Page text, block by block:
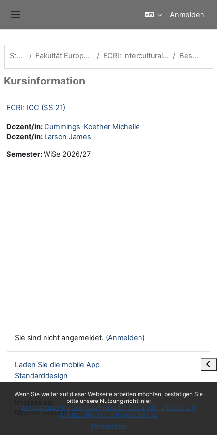
Wenn Sie weiter auf dieser Webseite arbeiten möchten, bestätigen Sie
bitte unsere Nutzungsrichtlinie:
Datenschutzerklärung/Data Protection Declaration
Rechte und
Pflichten/Rights and Responsibilities
Fortsetzen
Anmelden
Startseite Fakultät European Campus Rottal-Inn ECRI: Intercultural Competence Certificate Beschreibung
Kursinformation
ECRI: ICC (SS 21)
Dozent/in: Cummings-Koether Michelle
Dozent/in: Larson James
Semester:WiSe 2026/27
Sie sind nicht angemeldet. (Anmelden)
Laden Sie die mobile App
Standarddesign
Moodle Version 4.5